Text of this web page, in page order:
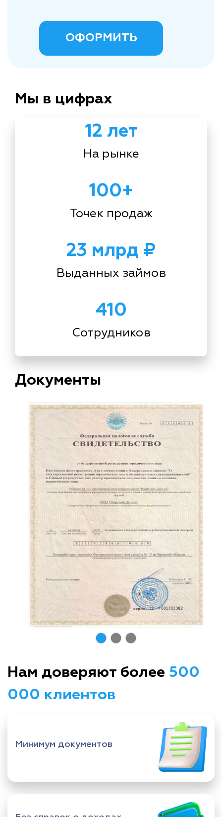
ОФОРМИТЬ
Мы в цифрах
12 лет
На рынке
100+
Точек продаж
23 млрд ₽
Выданных займов
410
Сотрудников
Документы
Нам доверяют более 500
000 клиентов
Минимум документов